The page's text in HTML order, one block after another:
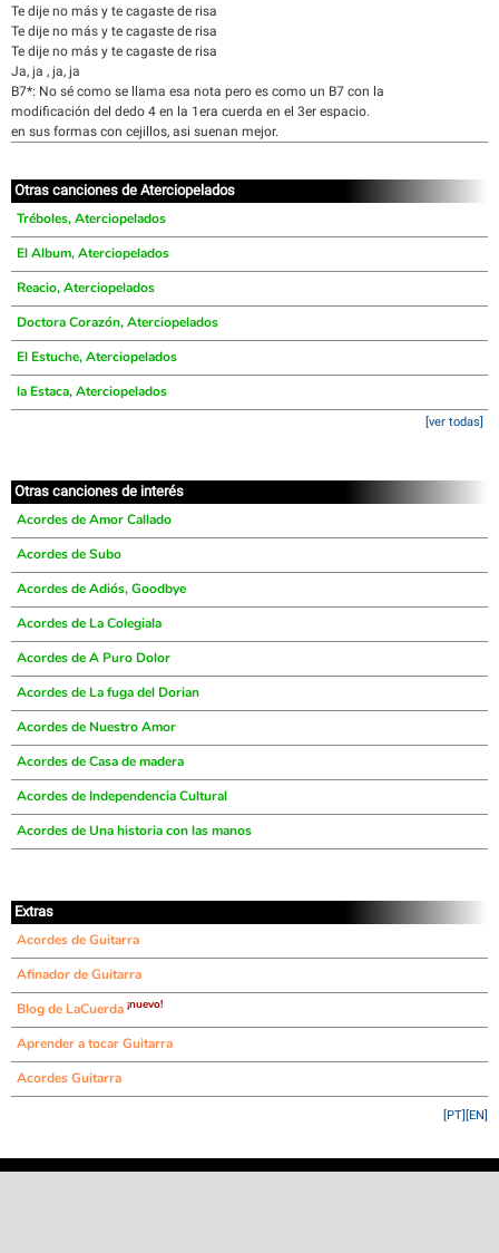
Te dije no más y te cagaste de risa
Te dije no más y te cagaste de risa
Te dije no más y te cagaste de risa
Ja, ja , ja, ja
B7*: No sé como se llama esa nota pero es como un B7 con la
modificación del dedo 4 en la 1era cuerda en el 3er espacio.
en sus formas con cejillos, asi suenan mejor.
Otras canciones de Aterciopelados
Tréboles, Aterciopelados
El Album, Aterciopelados
Reacio, Aterciopelados
Doctora Corazón, Aterciopelados
El Estuche, Aterciopelados
la Estaca, Aterciopelados
[ver todas]
Otras canciones de interés
Acordes de Amor Callado
Acordes de Subo
Acordes de Adiós, Goodbye
Acordes de La Colegiala
Acordes de A Puro Dolor
Acordes de La fuga del Dorian
Acordes de Nuestro Amor
Acordes de Casa de madera
Acordes de Independencia Cultural
Acordes de Una historia con las manos
Extras
Acordes de Guitarra
Afinador de Guitarra
Blog de LaCuerda ¡nuevo!
Aprender a tocar Guitarra
Acordes Guitarra
[EN]
[PT]